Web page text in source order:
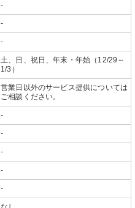
-
-
-
土、日、祝日、年末・年始（12/29～
1/3）
営業日以外のサービス提供については
ご相談ください。
-
-
-
-
-